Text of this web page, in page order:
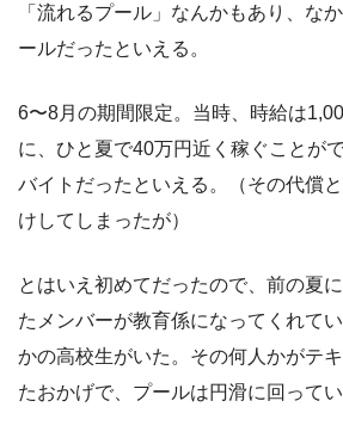
「流れるプール」なんかもあり、な
ールだったといえる。
6〜8月の期間限定。当時、時給は
に、ひと夏で40万円近く稼ぐことが
バイトだったといえる。（その代償
けしてしまったが）
とはいえ初めてだったので、前の夏
たメンバーが教育係になってくれて
かの高校生がいた。その何人かがテ
たおかげで、プールは円滑に回ってい